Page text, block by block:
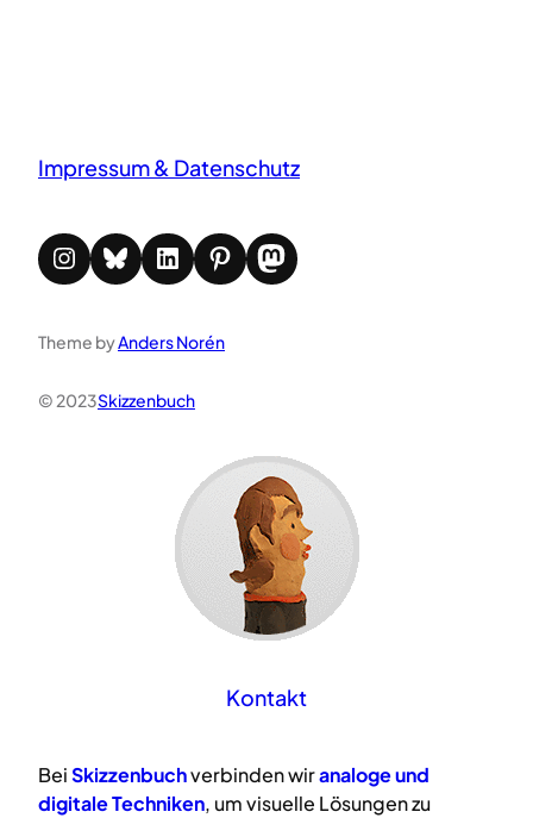
Impressum & Datenschutz
Instagram Bluesky LinkedIn Pinterest Mastodon
Theme byAnders Norén
© 2023Skizzenbuch
Kontakt
BeiSkizzenbuchverbinden wiranalogeund
digitaleTechniken, um visuelle Lösungen zu